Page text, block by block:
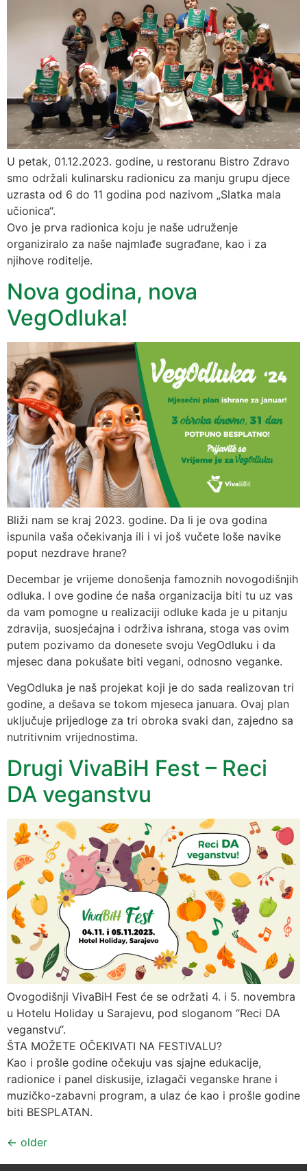
U petak, 01.12.2023. godine, u restoranu Bistro Zdravo
smo održali kulinarsku radionicu za manju grupu djece
uzrasta od 6 do 11 godina pod nazivom „Slatka mala
učionica“.
Ovo je prva radionica koju je naše udruženje
organiziralo za naše najmlađe sugrađane, kao i za
njihove roditelje.
Nova godina, nova
VegOdluka!
Bliži nam se kraj 2023. godine. Da li je ova godina
ispunila vaša očekivanja ili i vi još vučete loše navike
poput nezdrave hrane?
Decembar je vrijeme donošenja famoznih novogodišnjih
odluka. I ove godine će naša organizacija biti tu uz vas
da vam pomogne u realizaciji odluke kada je u pitanju
zdravija, suosjećajna i održiva ishrana, stoga vas ovim
putem pozivamo da donesete svoju VegOdluku i da
mjesec dana pokušate biti vegani, odnosno veganke.
VegOdluka je naš projekat koji je do sada realizovan tri
godine, a dešava se tokom mjeseca januara. Ovaj plan
uključuje prijedloge za tri obroka svaki dan, zajedno sa
nutritivnim vrijednostima.
Drugi VivaBiH Fest – Reci
DA veganstvu
Ovogodišnji VivaBiH Fest će se održati 4. i 5. novembra
u Hotelu Holiday u Sarajevu, pod sloganom “Reci DA
veganstvu“.
ŠTA MOŽETE OČEKIVATI NA FESTIVALU?
Kao i prošle godine očekuju vas sjajne edukacije,
radionice i panel diskusije, izlagači veganske hrane i
muzičko-zabavni program, a ulaz će kao i prošle godine
biti BESPLATAN.
← older